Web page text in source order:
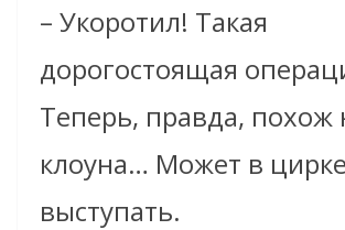
– Укоротил! Такая
дорогостоящая
Теперь, правда, похож
клоуна… Может в цирке
выступать.